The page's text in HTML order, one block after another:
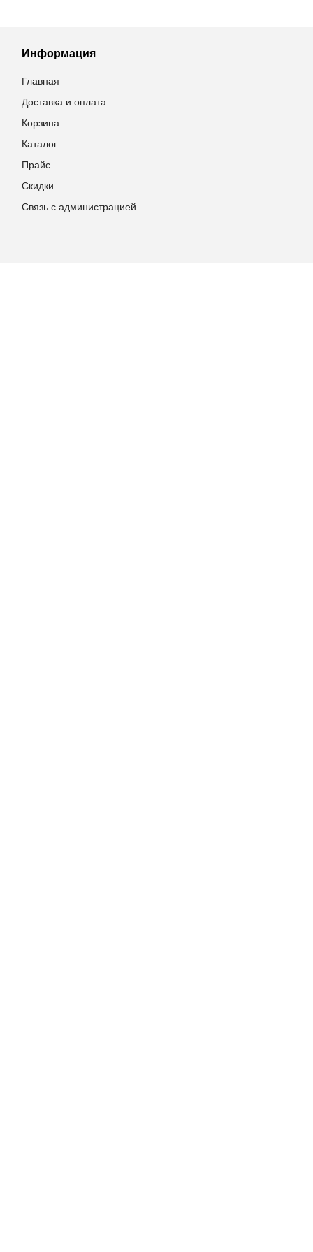
Информация
Главная
Доставка и оплата
Корзина
Каталог
Прайс
Скидки
Связь с администрацией